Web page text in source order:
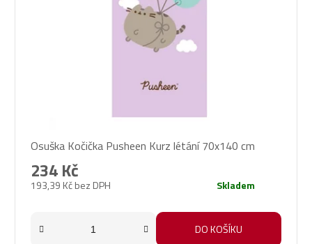
Osuška Kočička Pusheen Kurz létání 70x140 cm
193,39 Kč bez DPH
234 Kč
Skladem
DO KOŠÍKU